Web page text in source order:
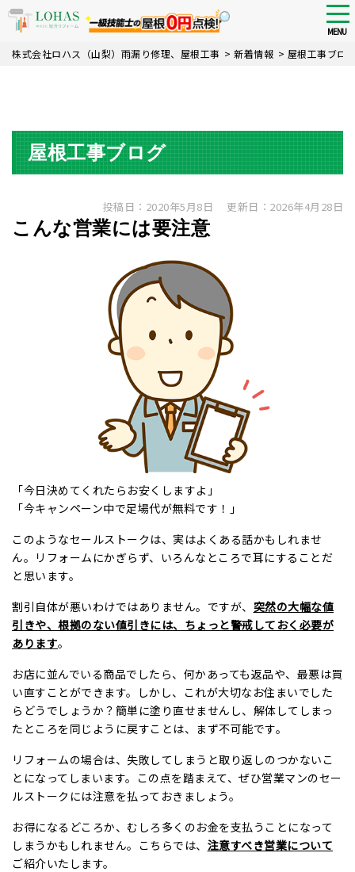
Skip
MENU
株式会社ロハス（山梨）雨漏り修理、屋根工事 > 新着情報 > 屋根工事ブロ
屋根工事ブログ
投稿日：2020年5月8日 更新日：2026年4月28日
こんな営業には要注意
「今日決めてくれたらお安くしますよ」
「今キャンペーン中で足場代が無料です！」
このようなセールストークは、実はよくある話かもしれませ
ん。リフォームにかぎらず、いろんなところで耳にすることだ
と思います。
割引自体が悪いわけではありません。ですが、 突然の大幅な値
引きや、根拠のない値引きには、ちょっと警戒しておく必要が
あります。
お店に並んでいる商品でしたら、何かあっても返品や、最悪は買
い直すことができます。しかし、これが大切なお住まいでした
らどうでしょうか？簡単に塗り直せませんし、解体してしまっ
たところを同じように戻すことは、まず不可能です。
リフォームの場合は、失敗してしまうと取り返しのつかないこ
とになってしまいます。この点を踏まえて、ぜひ営業マンのセー
ルストークには注意を払っておきましょう。
お得になるどころか、むしろ多くのお金を支払うことになって
しまうかもしれません。こちらでは、 注意すべき営業について
ご紹介いたします。